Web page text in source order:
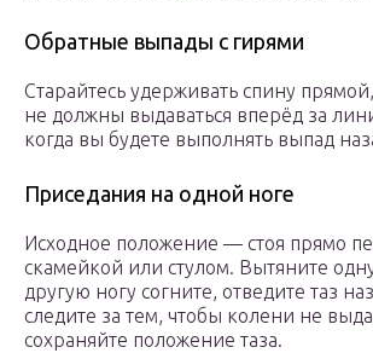
Обратные выпады с гирями
Старайтесь удерживать спину
не должны выдаваться вперёд за
когда вы будете выполнять выпад
Приседания на одной ноге
Исходное положение — стоя прямо
скамейкой или стулом. Вытяните
другую ногу согните, отведите таз
следите за тем, чтобы колени не
сохраняйте положение таза.